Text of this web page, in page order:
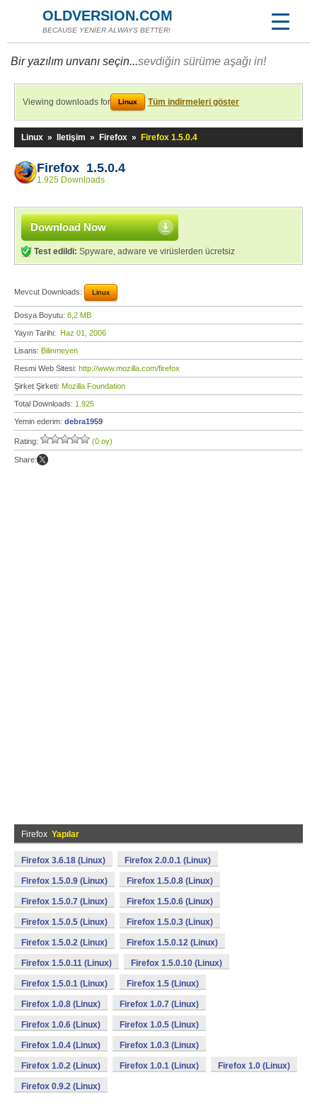
OLDVERSION.COM
BECAUSE YENİER ALWAYS BETTER!
Bir yazılım unvanı seçin...sevdiğin sürüme aşağı in!
Viewing downloads for Linux Tüm indirmeleri göster
Linux » Iletişim » Firefox » Firefox 1.5.0.4
Firefox 1.5.0.4
1.925 Downloads
Download Now
Test edildi: Spyware, adware ve virüslerden ücretsiz
Mevcut Downloads: Linux
Dosya Boyutu: 8,2 MB
Yayın Tarihi: Haz 01, 2006
Lisans: Bilinmeyen
Resmi Web Sitesi: http://www.mozilla.com/firefox
Şirket Şirketi: Mozilla Foundation
Total Downloads: 1.925
Yemin ederim: debra1959
Rating: (0 oy)
Share:
Firefox Yapılar
Firefox 3.6.18 (Linux) Firefox 2.0.0.1 (Linux)
Firefox 1.5.0.9 (Linux) Firefox 1.5.0.8 (Linux)
Firefox 1.5.0.7 (Linux) Firefox 1.5.0.6 (Linux)
Firefox 1.5.0.5 (Linux) Firefox 1.5.0.3 (Linux)
Firefox 1.5.0.2 (Linux) Firefox 1.5.0.12 (Linux)
Firefox 1.5.0.11 (Linux) Firefox 1.5.0.10 (Linux)
Firefox 1.5.0.1 (Linux) Firefox 1.5 (Linux)
Firefox 1.0.8 (Linux) Firefox 1.0.7 (Linux)
Firefox 1.0.6 (Linux) Firefox 1.0.5 (Linux)
Firefox 1.0.4 (Linux) Firefox 1.0.3 (Linux)
Firefox 1.0.2 (Linux) Firefox 1.0.1 (Linux) Firefox 1.0 (Linux)
Firefox 0.9.2 (Linux)